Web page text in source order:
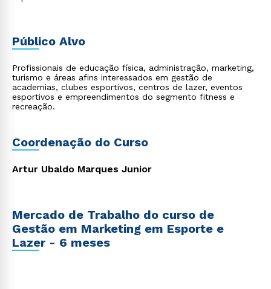
Público Alvo
Profissionais de educação física, administração, marketing,
turismo e áreas afins interessados em gestão de
academias, clubes esportivos, centros de lazer, eventos
esportivos e empreendimentos do segmento fitness e
recreação.
Coordenação do Curso
Artur Ubaldo Marques Junior
Mercado de Trabalho do curso de
Gestão em Marketing em Esporte e
Lazer - 6 meses